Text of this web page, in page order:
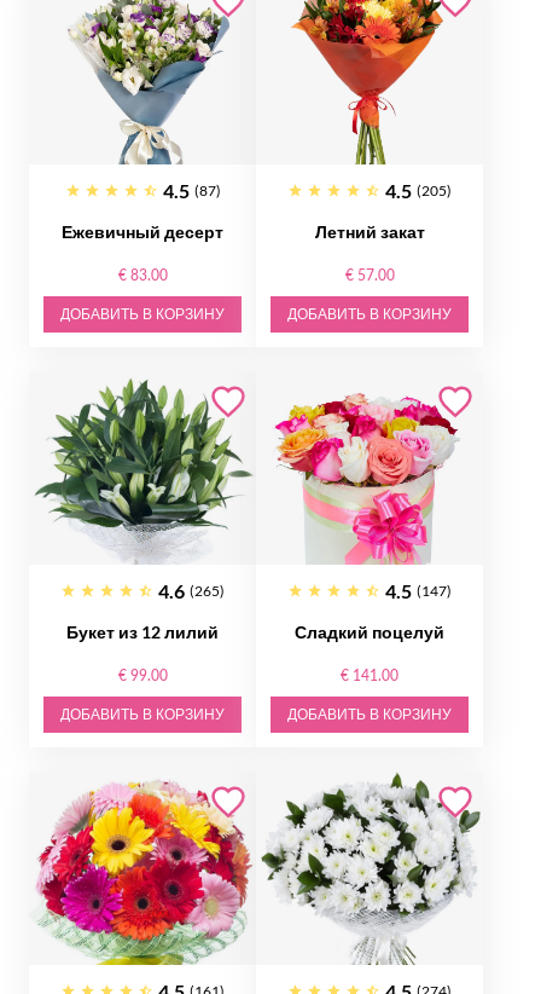
4.5 (87)
Ежевичный десерт
€ 83.00
ДОБАВИТЬ В КОРЗИНУ
4.5 (205)
Летний закат
€ 57.00
ДОБАВИТЬ В КОРЗИНУ
4.6 (265)
Букет из 12 лилий
€ 99.00
ДОБАВИТЬ В КОРЗИНУ
4.5 (147)
Сладкий поцелуй
€ 141.00
ДОБАВИТЬ В КОРЗИНУ